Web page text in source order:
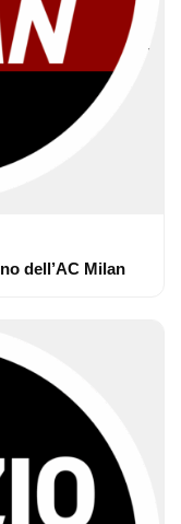
dell’AC Milan